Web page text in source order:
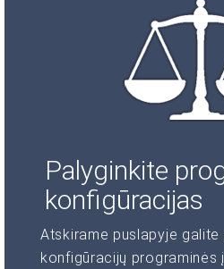
Palyginkite
konfigūracijas
Atskirame puslapyje
konfigūracijų programinės